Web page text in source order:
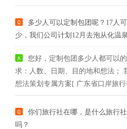
多少人可以定制包团呢？17人
少，我们公司计划12月去泡从化温
您好，定制包团多少人都可以
求：人数、日期、目的地和想法；
想法策划专属方案[ 广东省口岸旅行
你们旅行社在哪，是什么旅行
吗？